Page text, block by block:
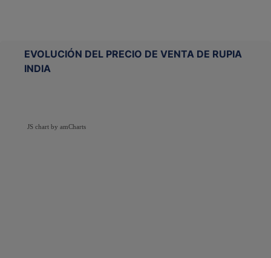
EVOLUCIÓN DEL PRECIO DE VENTA DE RUPIA
INDIA
JS chart by amCharts